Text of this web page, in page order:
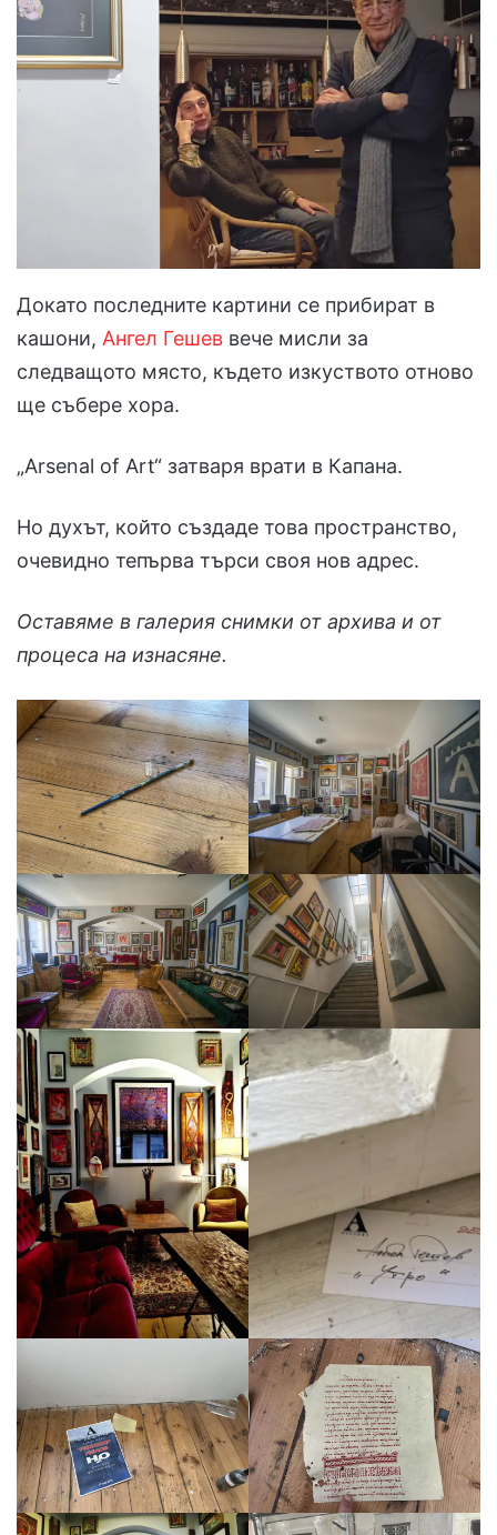
Докато последните картини се прибират в
кашони, Ангел Гешев вече мисли за
следващото място, където изкуството отново
ще събере хора.
„Arsenal of Art“ затваря врати в Капана.
Но духът, който създаде това пространство,
очевидно тепърва търси своя нов адрес.
Оставяме в галерия снимки от архива и от
процеса на изнасяне.